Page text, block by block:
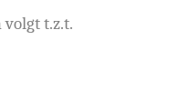
volgt t.z.t.